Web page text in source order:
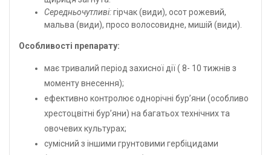
Середньочутливі:гірчак (види), осот рожевий,
мальва (види), просо волосовидне, мишій (види).
Особливості препарату:
має тривалий період захисної дії ( 8- 10 тижнів з
моменту внесення);
ефективно контролює однорічні бур’яни (особливо
хрестоцвітні бур’яни) на багатьох технічних та
овочевих культурах;
сумісний з іншими грунтовими гербіцидами